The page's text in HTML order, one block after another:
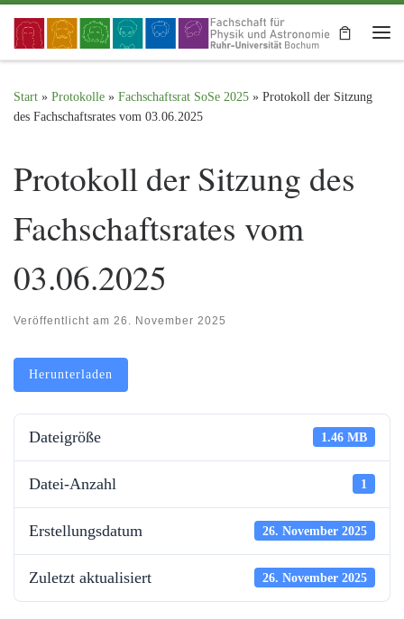
Zum Inhalt springen
Start » Protokolle » Fachschaftsrat SoSe 2025 » Protokoll der Sitzung
des Fachschaftsrates vom 03.06.2025
Protokoll der Sitzung des
Fachschaftsrates vom
03.06.2025
Veröffentlicht am 26. November 2025
Herunterladen
Dateigröße 1.46 MB
Datei-Anzahl 1
Erstellungsdatum 26. November 2025
Zuletzt aktualisiert 26. November 2025